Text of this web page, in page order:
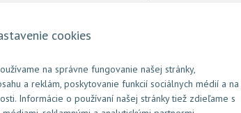
cookies
na správne fungovanie našej stránky,
a reklám, poskytovanie funkcií sociálnych médií a na
Informácie o používaní našej stránky tiež zdieľame s
• NextShop & e-shop Pohoda Connectorby NextCom s.r.o.